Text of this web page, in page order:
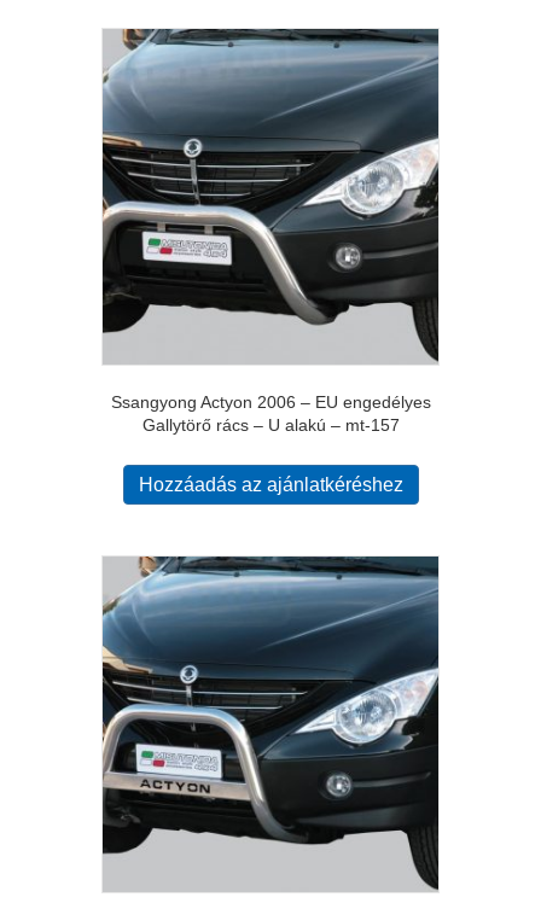
Ssangyong Actyon 2006 – EU engedélyes
Gallytörő rács – U alakú – mt-157
Hozzáadás az ajánlatkéréshez